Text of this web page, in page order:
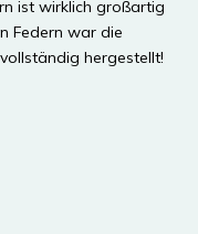
ist wirklich großartig
Federn war die
hergestellt!